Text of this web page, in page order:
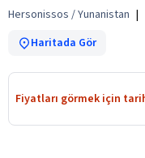
Hersonissos / Yunanistan |
Haritada Gör
Fiyatları görmek için